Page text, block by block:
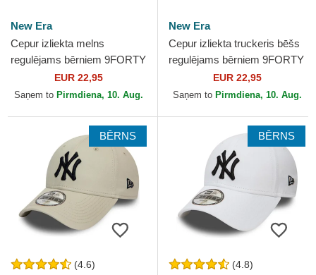
New Era
Cepur izliekta melns
regulējams bērniem 9FORTY
Cord Ears no New Era
EUR 22,95
Saņem to Pirmdiena, 10. Aug.
New Era
Cepur izliekta truckeris bēšs
regulējams bērniem 9FORTY
Homefield no New York
Yankees MLB no New Era
EUR 22,95
Saņem to Pirmdiena, 10. Aug.
BĒRNS
(4.6)
BĒRNS
(4.8)